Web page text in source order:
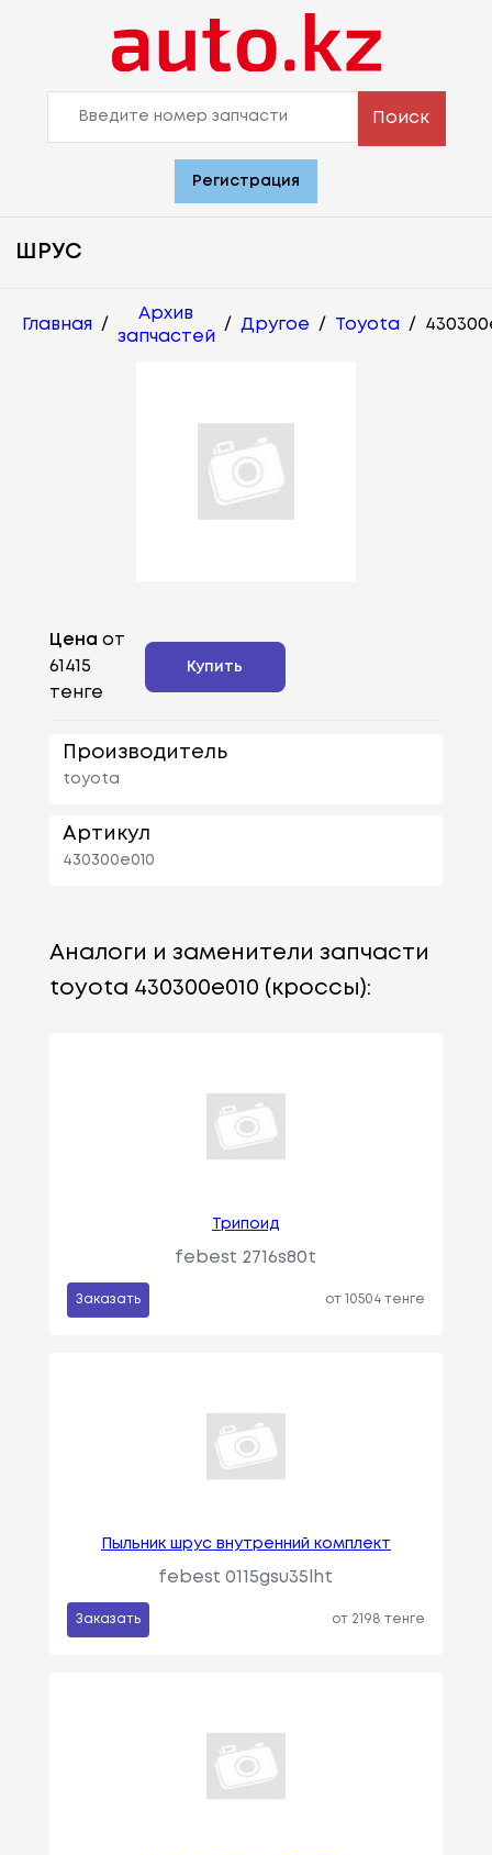
Поиск
Регистрация
ШРУС
Главная /
Архив
запчастей
/ Другое / Toyota /
Цена от
61415
тенге
Купить
Производитель
toyota
Артикул
430300e010
Аналоги и заменители запчасти
toyota 430300e010 (кроссы):
Трипоид
febest 2716s80t
Заказать от 10504 тенге
Пыльник шрус внутренний комплект
febest 0115gsu35lht
Заказать от 2198 тенге